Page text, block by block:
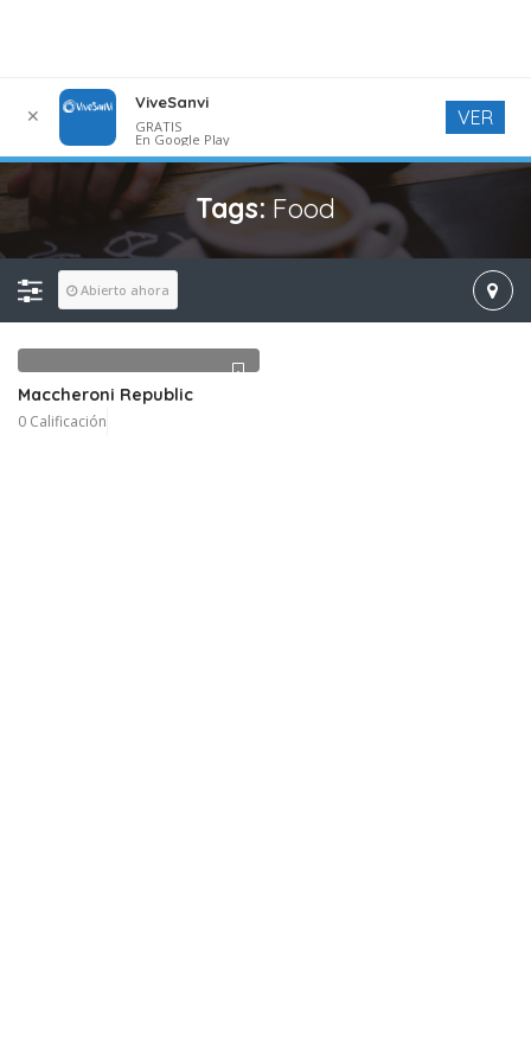
Tags:Food
Abierto ahora
Maccheroni Republic
0 Calificación
✕
ViveSanvi
GRATIS
En Google Play
VER